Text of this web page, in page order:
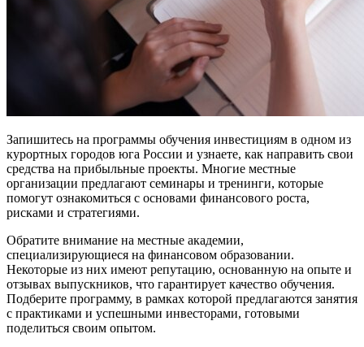
Запишитесь на программы обучения инвестициям в одном из
курортных городов юга России и узнаете, как направить свои
средства на прибыльные проекты. Многие местные
организации предлагают семинары и тренинги, которые
помогут ознакомиться с основами финансового роста,
рисками и стратегиями.
Обратите внимание на местные академии,
специализирующиеся на финансовом образовании.
Некоторые из них имеют репутацию, основанную на опыте и
отзывах выпускников, что гарантирует качество обучения.
Подберите программу, в рамках которой предлагаются занятия
с практиками и успешными инвесторами, готовыми
поделиться своим опытом.